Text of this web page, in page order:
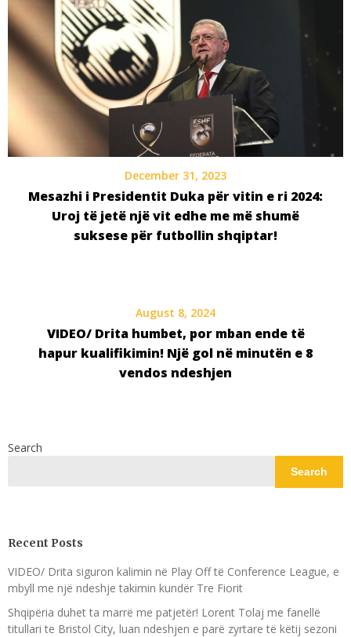
December 31, 2023
Mesazhi i Presidentit Duka për vitin e ri 2024:
Uroj të jetë një vit edhe me më shumë
suksese për futbollin shqiptar!
August 8, 2024
VIDEO/ Drita humbet, por mban ende të
hapur kualifikimin! Një gol në minutën e 8
vendos ndeshjen
Search
Search
Recent Posts
VIDEO/ Drita siguron kalimin në Play Off të Conference League, e
mbyll me një ndeshje takimin kundër Tre Fiorit
Shqipëria duhet ta marrë me patjetër! Lorent Tolaj me fanellë
titullari te Bristol City, luan ndeshjen e parë zyrtare të këtij sezoni